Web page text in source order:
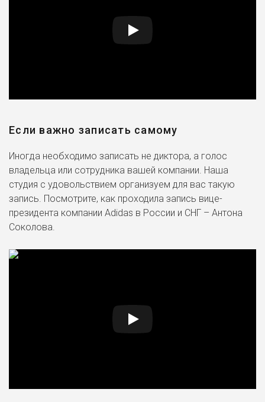
Если важно записать самому
Иногда необходимо записать не диктора, а голос
владельца или сотрудника вашей компании. Наша
студия с удовольствием организуем для вас такую
запись. Посмотрите, как проходила запись вице-
президента компании Adidas в России и СНГ – Антона
Соколова.